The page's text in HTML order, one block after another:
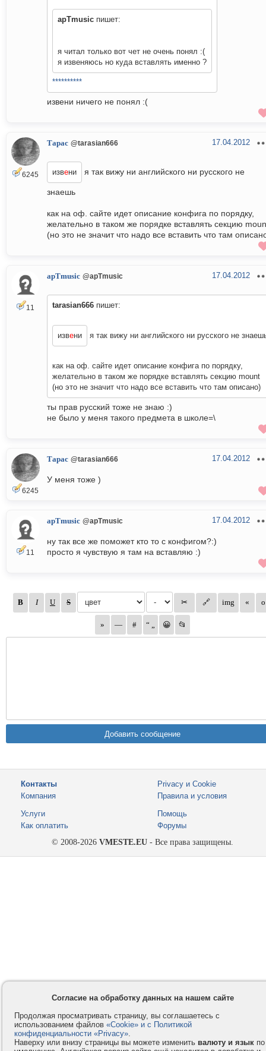
apTmusic пишет:
я читал только вот чет не очень понял :(
я извеняюсь но куда вставлять именно ?
**********
извени ничего не понял :(
6245
Тарас @tarasian666 17.04.2012
извени я так вижу ни английского ни русского не
знаешь
как на оф. сайте идет описание конфига по порядку,
желательно в таком же порядке вставлять секцию
(но это не значит что надо все вставить что там
11
apTmusic @apTmusic 17.04.2012
tarasian666 пишет:
извени я так вижу ни английского ни русского не
как на оф. сайте идет описание конфига по порядку,
желательно в таком же порядке вставлять секцию mount
(но это не значит что надо все вставить что там описано)
ты прав русский тоже не знаю :)
не было у меня такого предмета в школе=\
6245
Тарас @tarasian666 17.04.2012
У меня тоже )
11
apTmusic @apTmusic 17.04.2012
ну так все же поможет кто то с конфигом?:)
просто я чувствую я там на вставляю :)
Контакты
Компания
Privacy и Cookie
Правила и условия
Услуги
Как оплатить
Помощь
Форумы
© 2008-2026 VMESTE.EU - Все права защищены.
Согласие на обработку данных на нашем сайте
Продолжая просматривать страницу, вы соглашаетесь с
использованием файлов «Cookie» и с Политикой
конфиденциальности «Privacy».
Наверху или внизу страницы вы можете изменить валюту и язык по